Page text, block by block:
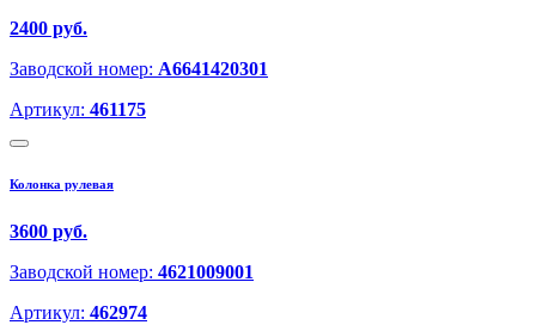
2400 руб.
Заводской номер: A6641420301
Артикул: 461175
Колонка рулевая
3600 руб.
Заводской номер: 4621009001
Артикул: 462974